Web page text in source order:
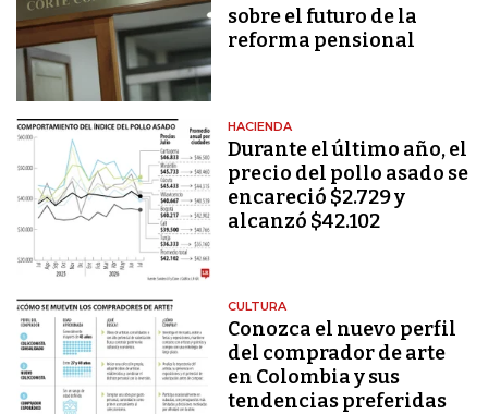
sobre el futuro de la
reforma pensional
HACIENDA
Durante el último año, el
precio del pollo asado se
encareció $2.729 y
alcanzó $42.102
CULTURA
Conozca el nuevo perfil
del comprador de arte
en Colombia y sus
tendencias preferidas